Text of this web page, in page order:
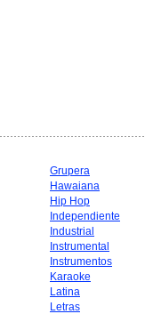
Grupera
Hawaiana
Hip Hop
Independiente
Industrial
Instrumental
Instrumentos
Karaoke
Latina
Letras